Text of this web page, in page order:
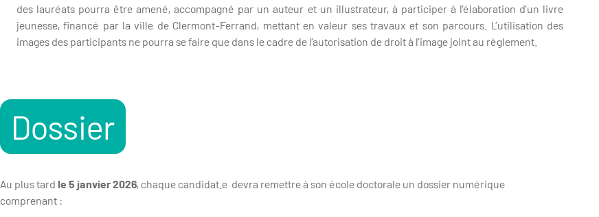
des lauréats pourra être amené, accompagné par un auteur et un illustrateur, à participer à l’élaboration d’un livre
jeunesse, financé par la ville de Clermont-Ferrand, mettant en valeur ses travaux et son parcours. L’utilisation des
images des participants ne pourra se faire que dans le cadre de l’autorisation de droit à l’image joint au règlement.
Dossier
Au plus tard le 5 janvier 2026, chaque candidat.e devra remettre à son école doctorale un dossier numérique
comprenant :